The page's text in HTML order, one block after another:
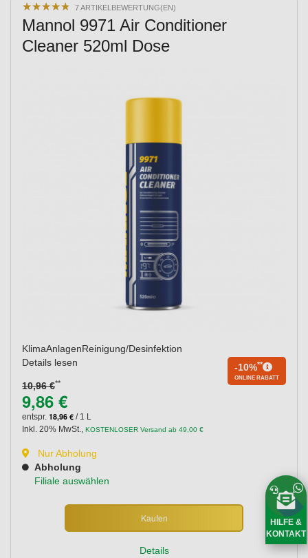
★★★★★
★★★★★ 7 ARTIKELBEWERTUNG(EN)
Mannol 9971 Air Conditioner
Cleaner 520ml Dose
KlimaAnlagenReinigung/Desinfektion
Details lesen
10,96 €**
-10%**
ONLINE RABATT
9,86 €
entspr. 18,96 € / 1 L
Inkl. 20% MwSt., KOSTENLOSER Versand ab 49,00 €
Nur Abholung
Abholung
Filiale auswählen
Kaufen
Details
HILFE &
KONTAKT